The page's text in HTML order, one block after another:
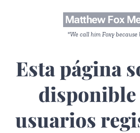
Matthew Fox
"We call him Foxy because
Esta página
usuarios